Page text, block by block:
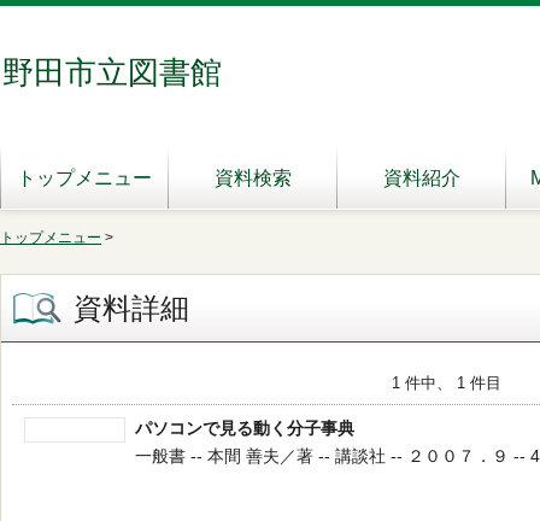
野田市立図書館
トップメニュー 資料検索 資料紹介
トップメニュー >
資料詳細
1 件中、 1 件目
パソコンで見る動く分子事典
一般書 -- 本間 善夫／著 -- 講談社 -- ２００７．９ --